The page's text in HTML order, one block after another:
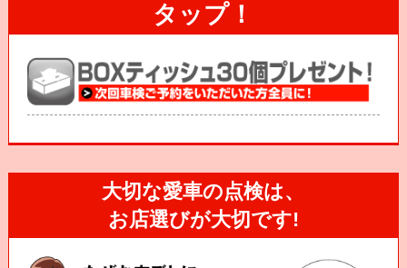
タップ！
大切な愛車の点検は、
お店選びが大切です!